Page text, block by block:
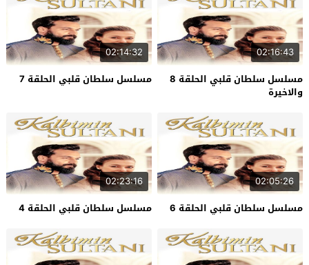
02:16:43
مسلسل سلطان قلبي الحلقة 8
والاخيرة
02:14:32
مسلسل سلطان قلبي الحلقة 7
02:05:26
مسلسل سلطان قلبي الحلقة 6
02:23:16
مسلسل سلطان قلبي الحلقة 4